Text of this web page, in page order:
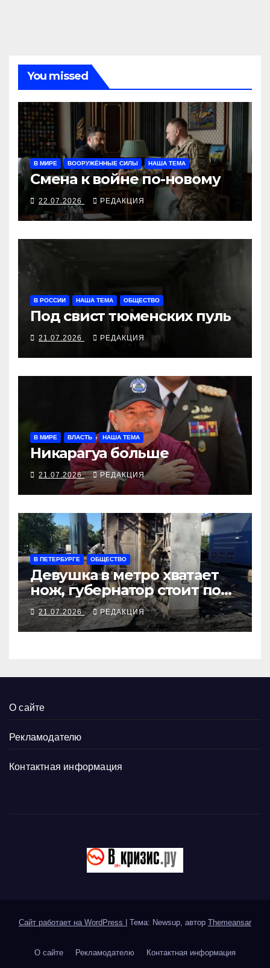
You missed
В МИРЕ ВООРУЖЁННЫЕ СИЛЫ НАША ТЕМА
Смена к войне по-новому
22.07.2026 РЕДАКЦИЯ
В РОССИИ НАША ТЕМА ОБЩЕСТВО
Под свист тюменских пуль
21.07.2026 РЕДАКЦИЯ
В МИРЕ ВЛАСТЬ НАША ТЕМА
Никарагуа больше
21.07.2026 РЕДАКЦИЯ
В ПЕТЕРБУРГЕ ОБЩЕСТВО
Девушка в метро хватает
нож, губернатор стоит под
иконой
21.07.2026 РЕДАКЦИЯ
О сайте
Рекламодателю
Контактная информация
Сайт работает на WordPress Тема: Newsup, автор Themeansar
О сайте Рекламодателю Контактная информация